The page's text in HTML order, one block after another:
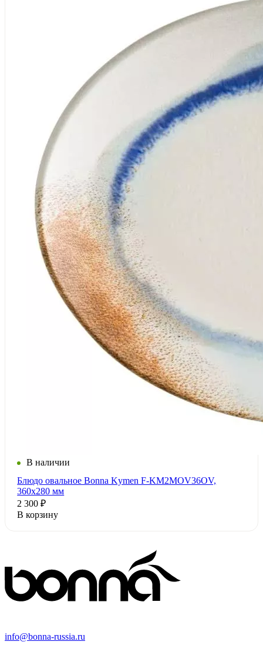
В наличии
Блюдо овальное Bonna Kymen F-KM2MOV36OV,
360x280 мм
2 300 ₽
В корзину
info@bonna-russia.ru